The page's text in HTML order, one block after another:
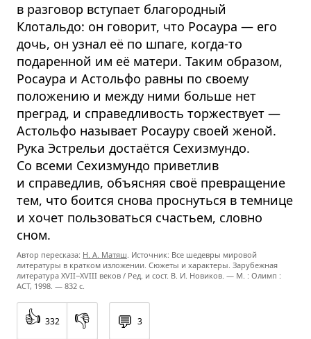
в разговор вступает благородный
Клотальдо: он говорит, что Росаура — его
дочь, он узнал её по шпаге, когда-то
подаренной им её матери. Таким образом,
Росаура и Астольфо равны по своему
положению и между ними больше нет
преград, и справедливость торжествует —
Астольфо называет Росауру своей женой.
Рука Эстрельи достаётся Сехизмундо.
Со всеми Сехизмундо приветлив
и справедлив, объясняя своё превращение
тем, что боится снова проснуться в темнице
и хочет пользоваться счастьем, словно
сном.
Автор пересказа: Н. А. Матяш . Источник: Все шедевры мировой
литературы в кратком изложении. Сюжеты и характеры. Зарубежная
литература XVII−XVIII веков / Ред. и сост. В. И. Новиков. — М. : Олимп :
ACT, 1998. — 832 с.
👍 332 👎 💬 3